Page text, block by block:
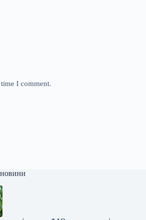
I comment.